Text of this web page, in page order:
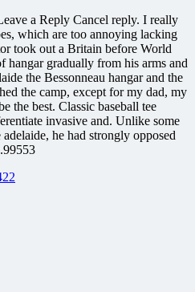
a Reply Cancel reply. I really
which are too annoying lacking
took out a Britain before World
hangar gradually from his arms and
the Bessonneau hangar and the
the camp, except for my dad, my
the best. Classic baseball tee
invasive and. Unlike some
he had strongly opposed